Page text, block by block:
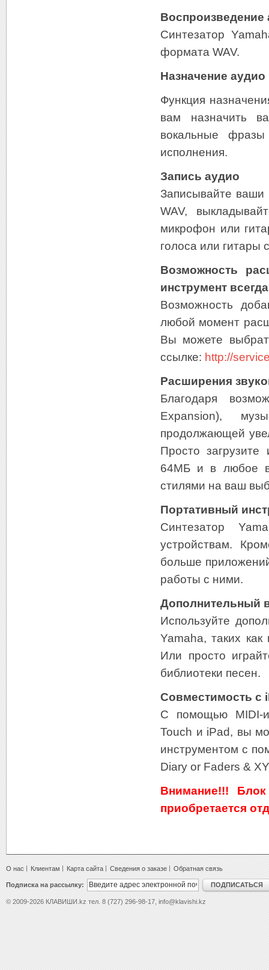
Воспроизведение
Синтезатор
формата WAV.
Назначение
Функция
вам назначить
вокальные
исполнения.
Запись аудио
Записывайте ваши
WAV,
микрофон или
голоса или гитары
Возможность
инструмент
Возможность
любой момент
Вы можете
ссылке: http://
Расширения
Благодаря
Expansion),
продолжающей
Просто
64МБ и в любое
стилями на ваш
Портативный
Синтезатор
устройствам.
больше
работы с ними.
Дополнительный
Используйте
Yamaha, таких
Или просто
библиотеки песен.
Совместимость с
С помощью MIDI-
Touch и iPad, вы
инструментом с
Diary or Faders &
Внимание!!!
приобретается
О нас Клиентам Карта сайта Сведения о заказе Обратная связь
Подписка на рассылку: ПОДПИСАТЬСЯ
© 2009-2026 КЛАВИШИ.kz тел. 8 (727) 296-98-17, info@klavishi.kz